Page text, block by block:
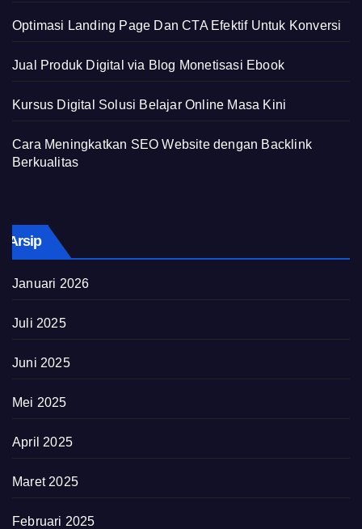
Optimasi Landing Page Dan CTA Efektif Untuk Konversi
Jual Produk Digital via Blog Monetisasi Ebook
Kursus Digital Solusi Belajar Online Masa Kini
Cara Meningkatkan SEO Website dengan Backlink
Berkualitas
Arsip
Januari 2026
Juli 2025
Juni 2025
Mei 2025
April 2025
Maret 2025
Februari 2025